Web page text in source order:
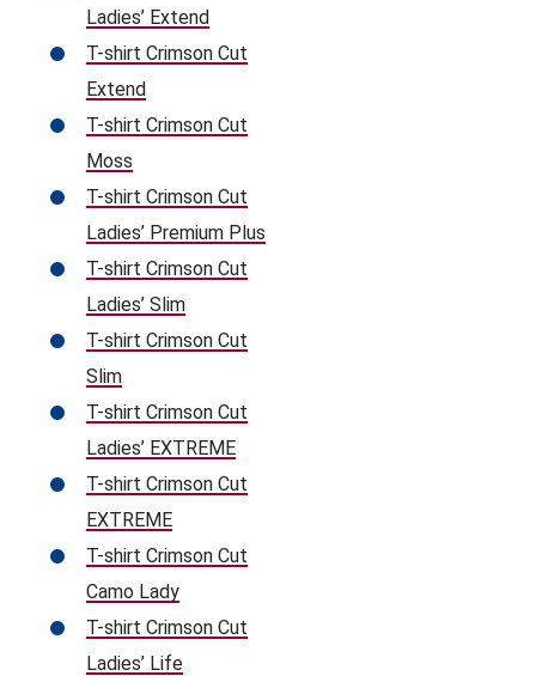
Ladies’ Extend
T-shirt Crimson Cut
Extend
T-shirt Crimson Cut
Moss
T-shirt Crimson Cut
Ladies’ Premium Plus
T-shirt Crimson Cut
Ladies’ Slim
T-shirt Crimson Cut
Slim
T-shirt Crimson Cut
Ladies’ EXTREME
T-shirt Crimson Cut
EXTREME
T-shirt Crimson Cut
Camo Lady
T-shirt Crimson Cut
Ladies’ Life